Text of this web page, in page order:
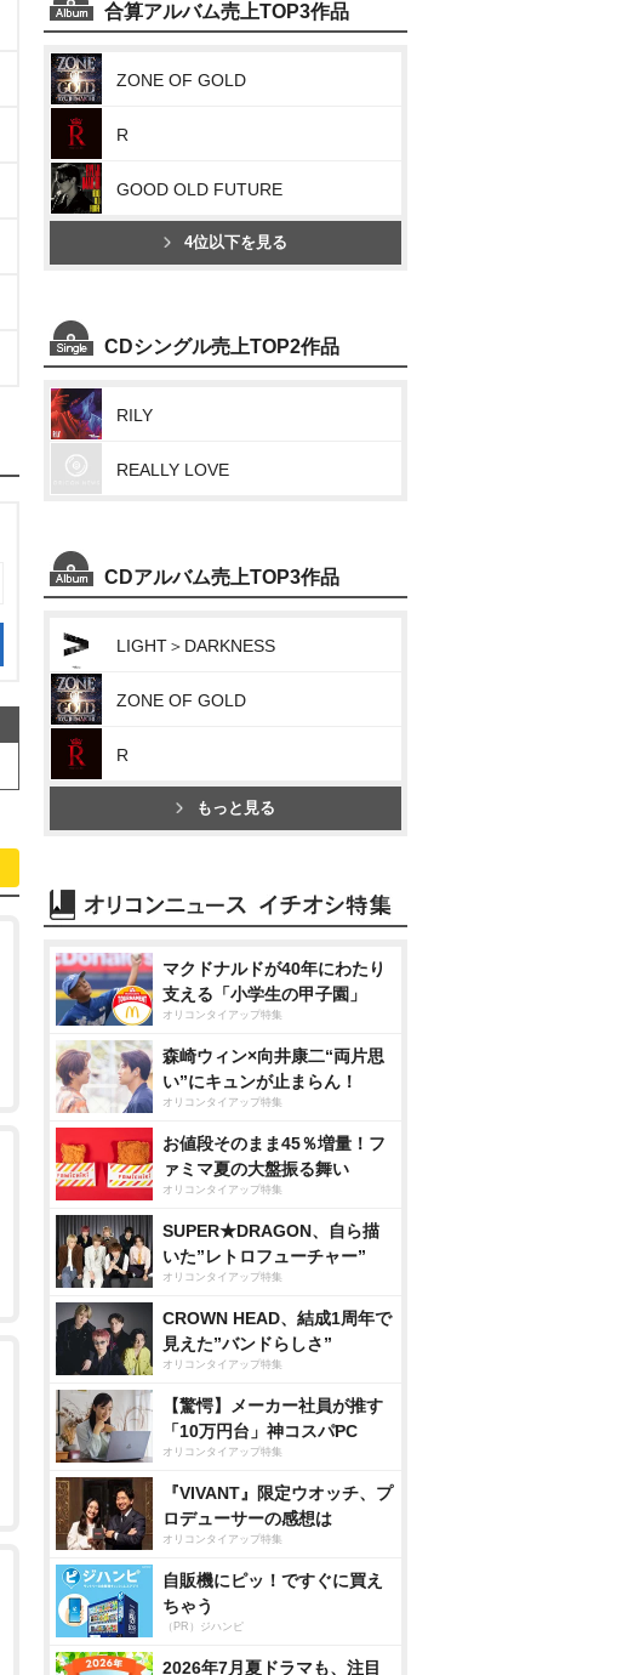
合算アルバム売上TOP3作品
ZONE OF GOLD
R
GOOD OLD FUTURE
4位以下を見る
CDシングル売上TOP2作品
RILY
REALLY LOVE
CDアルバム売上TOP3作品
LIGHT＞DARKNESS
ZONE OF GOLD
R
もっと見る
マクドナルドが40年にわたり
支える「小学生の甲子園」
オリコンタイアップ特集
森崎ウィン×向井康二“両片思
い”にキュンが止まらん！
オリコンタイアップ特集
お値段そのまま45％増量！フ
ァミマ夏の大盤振る舞い
オリコンタイアップ特集
SUPER★DRAGON、自ら描
いた”レトロフューチャー”
オリコンタイアップ特集
CROWN HEAD、結成1周年で
見えた”バンドらしさ”
オリコンタイアップ特集
【驚愕】メーカー社員が推す
「10万円台」神コスパPC
オリコンタイアップ特集
『VIVANT』限定ウオッチ、プ
ロデューサーの感想は
オリコンタイアップ特集
自販機にピッ！ですぐに買え
ちゃう
（PR）ジハンピ
2026年7月夏ドラマも、注目